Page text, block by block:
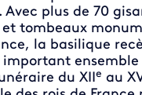
plus de 70
tombeaux
la basilique
important ensemble
du XIIe au